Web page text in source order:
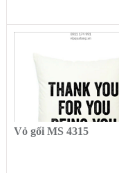
Vỏ gối MS 4315